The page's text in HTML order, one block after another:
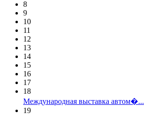
8
9
10
11
12
13
14
15
16
17
18
Международная выставка автом�...
19